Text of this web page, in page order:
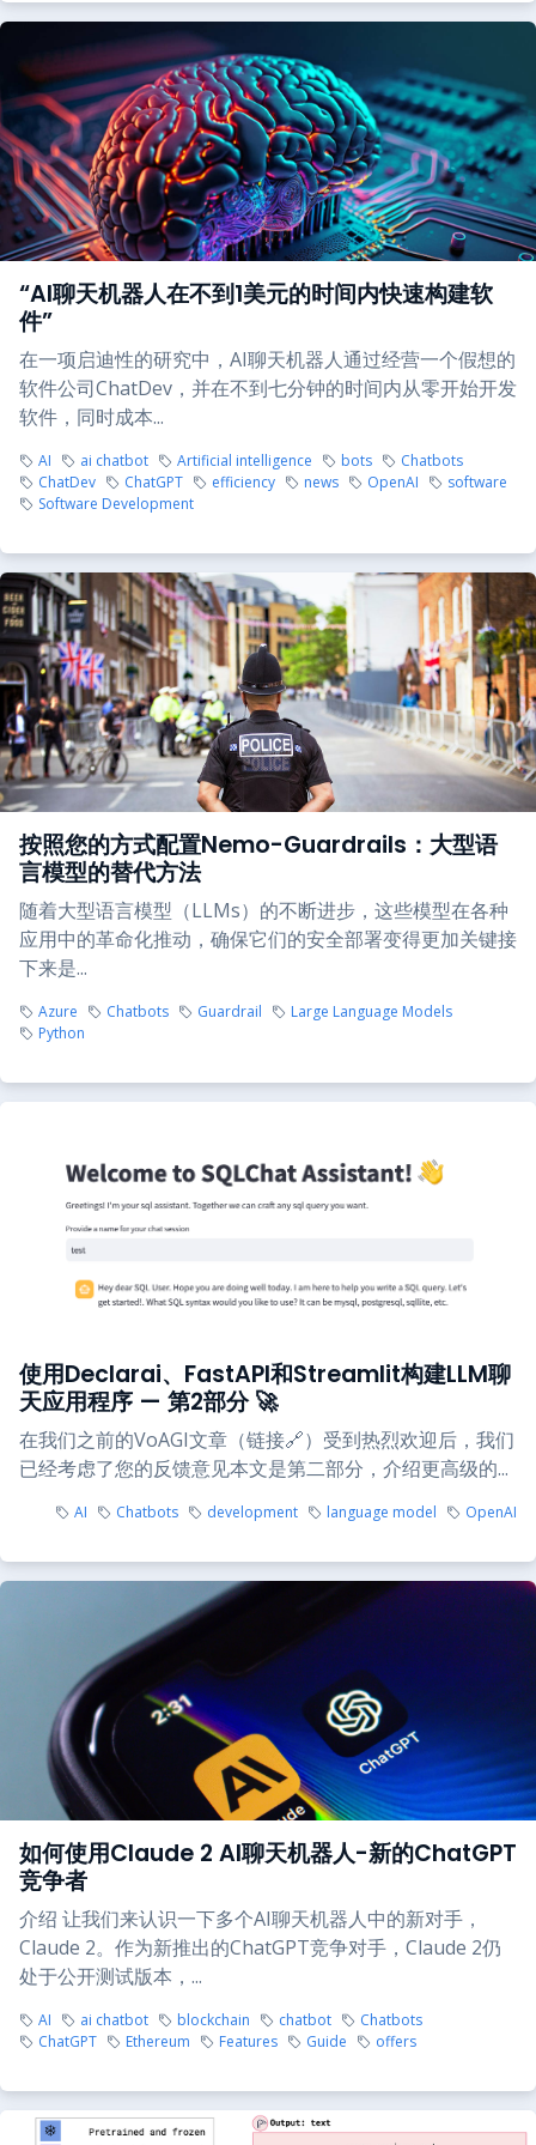
“AI聊天机器人在不到1美元的时间内快速构建软
件”
在一项启迪性的研究中，AI聊天机器人通过经营一个假想的
软件公司ChatDev，并在不到七分钟的时间内从零开始开发
软件，同时成本...
AI ai chatbot Artificial intelligence bots
Chatbots
ChatDev
ChatGPT efficiency news OpenAI
software
Software Development
按照您的方式配置Nemo-Guardrails：大型语
言模型的替代方法
随着大型语言模型（LLMs）的不断进步，这些模型在各种
应用中的革命化推动，确保它们的安全部署变得更加关键接
下来是...
Azure Chatbots Guardrail
Large Language Models
Python
使用Declarai、FastAPI和Streamlit构建LLM聊
天应用程序 — 第2部分 🚀
在我们之前的VoAGI文章（链接🔗）受到热烈欢迎后，我们
已经考虑了您的反馈意见本文是第二部分，介绍更高级的...
AI Chatbots development language model OpenAI
如何使用Claude 2 AI聊天机器人-新的ChatGPT
竞争者
介绍 让我们来认识一下多个AI聊天机器人中的新对手，
Claude 2。作为新推出的ChatGPT竞争对手，Claude 2仍
处于公开测试版本，...
AI ai chatbot blockchain chatbot
Chatbots
ChatGPT
Ethereum Features Guide offers